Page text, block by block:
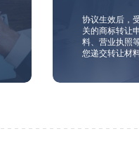
协议生效后，
关的商标转让
料、营业执照
您递交转让材